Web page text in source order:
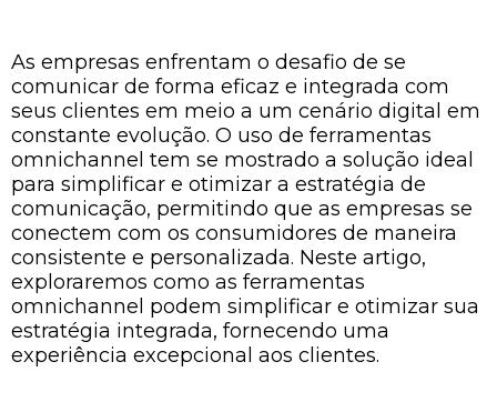
As empresas enfrentam o desafio de se
comunicar de forma eficaz e integrada com
seus clientes em meio a um cenário digital em
constante evolução. O uso de ferramentas
omnichannel tem se mostrado a solução ideal
para simplificar e otimizar a estratégia de
comunicação, permitindo que as empresas se
conectem com os consumidores de maneira
consistente e personalizada. Neste artigo,
exploraremos como as ferramentas
omnichannel podem simplificar e otimizar sua
estratégia integrada, fornecendo uma
experiência excepcional aos clientes.